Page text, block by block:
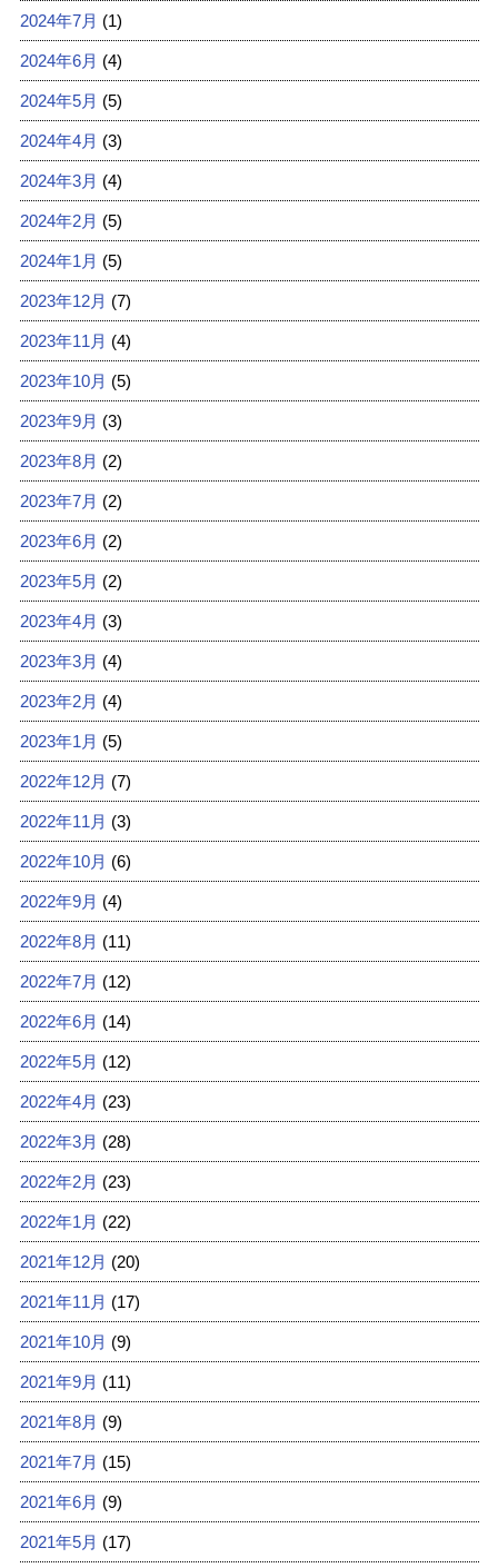
2024年7月 (1)
2024年6月 (4)
2024年5月 (5)
2024年4月 (3)
2024年3月 (4)
2024年2月 (5)
2024年1月 (5)
2023年12月 (7)
2023年11月 (4)
2023年10月 (5)
2023年9月 (3)
2023年8月 (2)
2023年7月 (2)
2023年6月 (2)
2023年5月 (2)
2023年4月 (3)
2023年3月 (4)
2023年2月 (4)
2023年1月 (5)
2022年12月 (7)
2022年11月 (3)
2022年10月 (6)
2022年9月 (4)
2022年8月 (11)
2022年7月 (12)
2022年6月 (14)
2022年5月 (12)
2022年4月 (23)
2022年3月 (28)
2022年2月 (23)
2022年1月 (22)
2021年12月 (20)
2021年11月 (17)
2021年10月 (9)
2021年9月 (11)
2021年8月 (9)
2021年7月 (15)
2021年6月 (9)
2021年5月 (17)